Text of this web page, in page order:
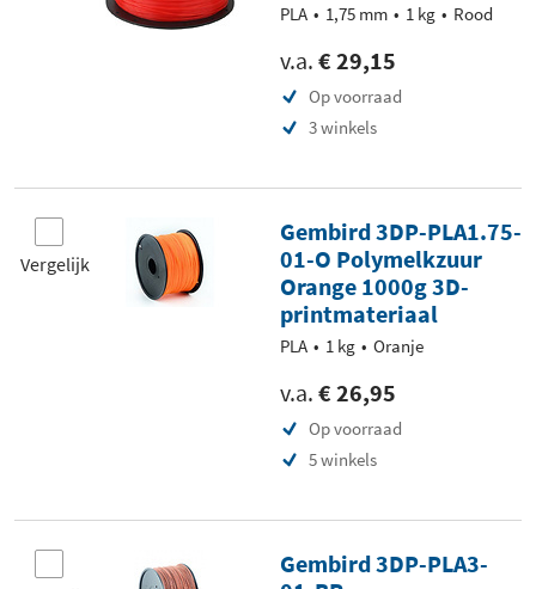
PLA 1,75 mm 1 kg Rood
v.a. € 29,15
Op voorraad
3 winkels
Vergelijk
Gembird 3DP-PLA1.75-
01-O Polymelkzuur
Orange 1000g 3D-
printmateriaal
PLA 1 kg Oranje
v.a. € 26,95
Op voorraad
5 winkels
Gembird 3DP-PLA3-